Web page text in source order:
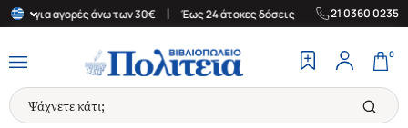
για αγορές άνω των 30€ | Έως 24 άτοκες δόσεις | Δωρεάν
21 0360 0235
0